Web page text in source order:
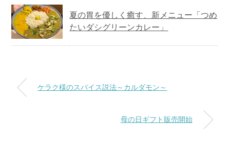
夏の胃を優しく癒す、新メニュー「つめ
たいダシグリーンカレー」
ケラク様のスパイス説法～カルダモン～
母の日ギフト販売開始